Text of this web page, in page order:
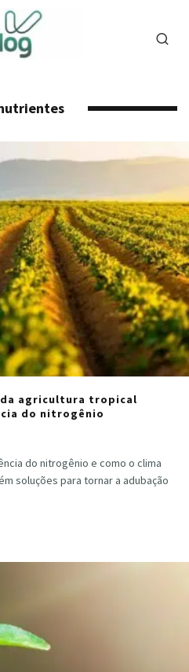
da agricultura tropical
do nitrogênio
do nitrogênio e como o clima
soluções para tornar a adubação